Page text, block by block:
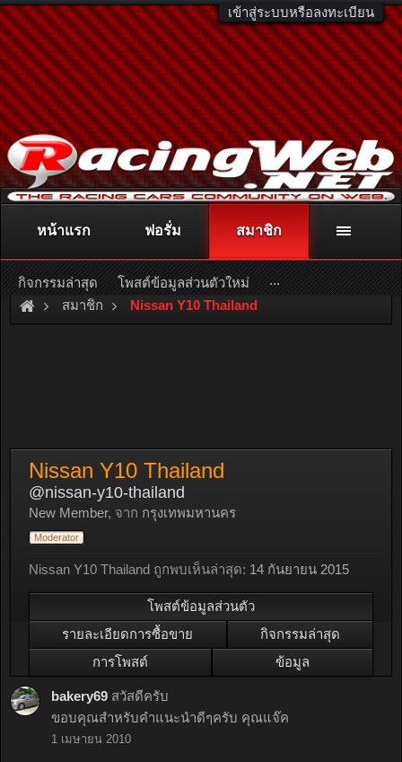
เข้าสู่ระบบหรือลงทะเบียน
ติดต่อลงโฆษณา racingweb@gmail.comหรือโทร. 081-811-1138
หรืออ่านรายละเอียดเพิ่มเติม คลิกที่นี่
สมาชิก Nissan Y10 Thailand
Nissan Y10 Thailand
@nissan-y10-thailand
New Member, จาก กรุงเทพมหานคร
Moderator
Nissan Y10 Thailand ถูกพบเห็นล่าสุด: 14 กันยายน 2015
โพสต์ข้อมูลส่วนตัว
รายละเอียดการซื้อขาย
กิจกรรมล่าสุด
การโพสต์
ข้อมูล
bakery69 สวัสดีครับ
ขอบคุณสำหรับคำแนะนำดีๆครับ คุณแจ๊ค
1 เมษายน 2010
หน้าแรก ฟอรั่ม สมาชิก
กิจกรรมล่าสุด โพสต์ข้อมูลส่วนตัวใหม่ ...